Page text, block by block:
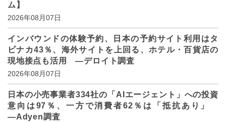
ム】
2026年08月07日
インバウンドの体験予約、日本の予約サイト利用はタ
ビナカ43％、海外サイトを上回る、ホテル・百貨店の
現地接点も活用 ―デロイト調査
2026年08月07日
日本の小売事業者334社の「AIエージェント」への投資
意向は97％、一方で消費者62％は「抵抗あり」
―Adyen調査